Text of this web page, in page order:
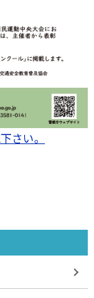
さい。